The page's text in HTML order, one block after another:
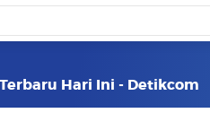
Hari Ini - Detikcom